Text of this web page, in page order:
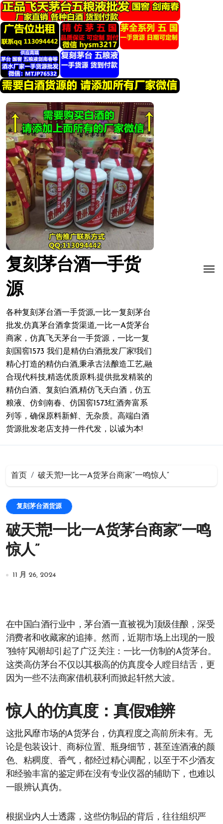
转
到
内
容
复刻茅台酒一手货
源
各种复刻茅台酒一手货源,一比一复刻茅台
批发,仿真茅台酒拿货渠道,一比一A货茅台
商家，仿真飞天茅台一手货源，一比一复
刻国窖1573 我们是精仿白酒批发厂家!我们
精心打造的精仿白酒,秉承古法酿造工艺,融
合现代科技,精选优质原料;提供批发精装的
精仿白酒、复刻白酒,精仿飞天白酒，仿五
粮液、仿剑南春、仿国窖1573红酒奔富系
列等，确保原料新鲜、无杂质。高端白酒
货源批发老店支持一件代发，以诚为本!
首页 破天荒!一比一A货茅台商家“一鸣惊人”
复刻茅台酒货源
破天荒!一比一A货茅台商家“一鸣
惊人”
11 月 26, 2024
在中国白酒行业中，茅台酒一直被视为顶级佳酿，深受
消费者和收藏家的追捧。然而，近期市场上出现的一股
“独特”风潮却引起了广泛关注：一比一仿制的A货茅台。
这类高仿茅台不仅以其极高的仿真度令人瞠目结舌，更
因为一些不法商家借机获利而掀起轩然大波。
惊人的仿真度：真假难辨
这批风靡市场的A货茅台，仿真程度之高前所未有。无
论是包装设计、商标位置、瓶身细节，甚至连酒液的颜
色、粘稠度、香气，都经过精心调配，以至于不少酒友
和经验丰富的鉴定师在没有专业仪器的辅助下，也难以
一眼辨认真伪。
根据业内人士透露，这些仿制品的背后，往往组织严